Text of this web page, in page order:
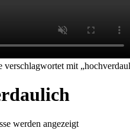
verschlagwortet mit
werden angezeigt